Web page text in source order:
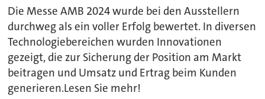
Die Messe AMB 2024 wurde bei den Ausstellern
durchweg als ein voller Erfolg bewertet. In diversen
Technologiebereichen wurden Innovationen
gezeigt, die zur Sicherung der Position am Markt
beitragen und Umsatz und Ertrag beim Kunden
generieren.Lesen Sie mehr!